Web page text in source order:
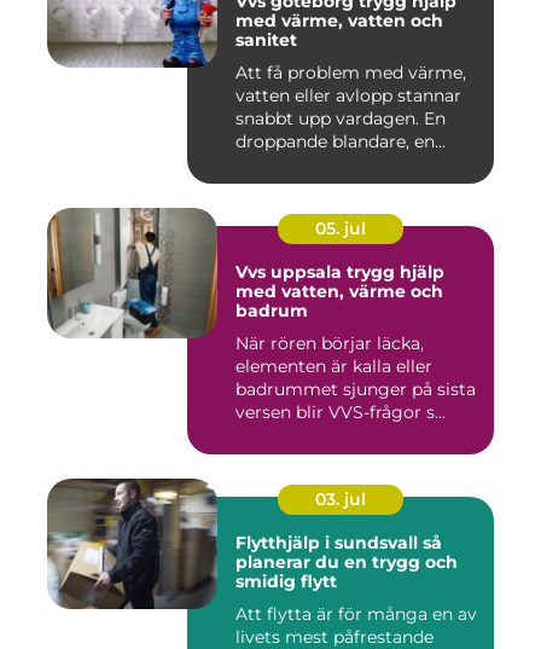
med värme, vatten och
sanitet
Att få problem med värme,
vatten eller avlopp stannar
snabbt upp vardagen. En
droppande blandare, en...
05. jul
Vvs uppsala trygg hjälp
med vatten, värme och
badrum
När rören börjar läcka,
elementen är kalla eller
badrummet sjunger på sista
versen blir VVS-frågor s...
03. jul
Flytthjälp i sundsvall så
planerar du en trygg och
smidig flytt
Att flytta är för många en av
livets mest påfrestande